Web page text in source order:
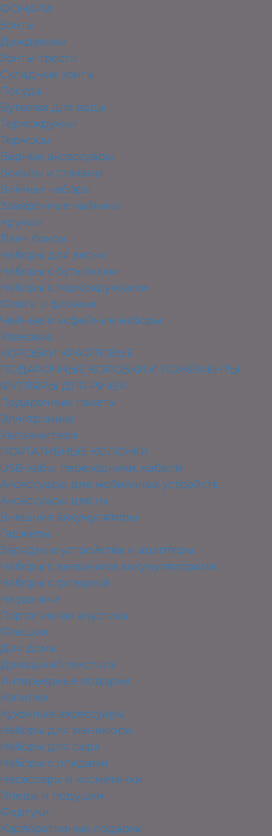
ФОНАРИ
Зонты
Дождевики
Зонты-трости
Складные зонты
Посуда
Бутылки для воды
Термокружки
Термосы
Барные аксессуары
Бокалы и стаканы
Винные наборы
Заварочные чайники
Кружки
Ланч боксы
Наборы для виски
Наборы с бутылками
Наборы с термокружками
Фляги и фляжки
Чайные и кофейные наборы
Упаковка
КОРОБКИ КРАФТОВЫЕ
ПОДАРОЧНЫЕ КОРОБКИ И ЛОЖЕМЕНТЫ
ФУТЛЯРЫ ДЛЯ РУЧЕК
Подарочные пакеты
Электроника
Увлажнители
ПОРТАТИВНЫЕ КОЛОНКИ
USB-хабы, переходники, кабели
Аксессуары для мобильных устройств
Аксессуары для пк
Внешние аккумуляторы
Гаджеты
Зарядные устройства и адаптеры
Наборы с внешними аккумуляторами
Наборы с флешкой
Наушники
Портативная акустика
Флешки
Для дома
Домашний текстиль
Интерьерные подарки
Копилки
Кухонные аксессуары
Наборы для маникюра
Наборы для сыра
Наборы с пледами
Несессеры и косметички
Пледы и подушки
Фартуки
Корпоративные подарки